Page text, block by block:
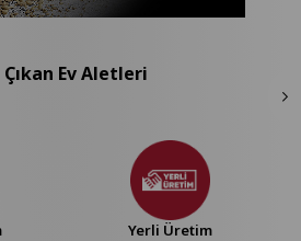
Çıkan Ev Aletleri
Yerli Üretim